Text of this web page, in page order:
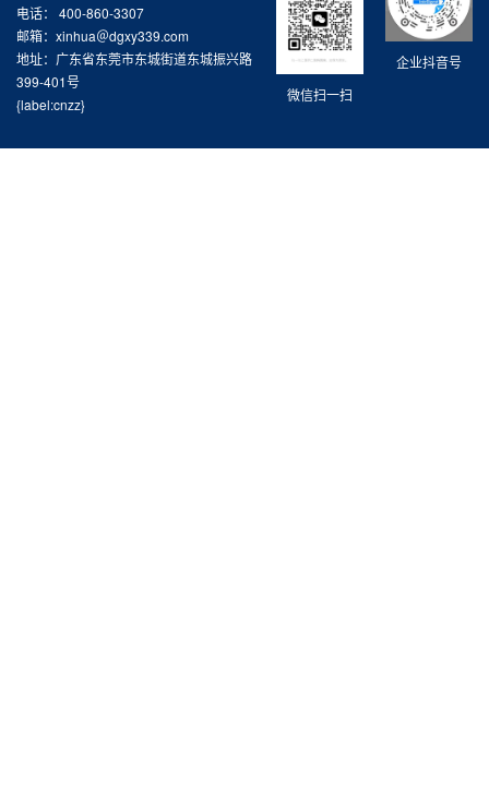
企业抖音号
微信扫一扫
电话： 400-860-3307
邮箱：xinhua＠dgxy339.com
地址：广东省东莞市东城街道东城振兴路
399-401号
{label:cnzz}